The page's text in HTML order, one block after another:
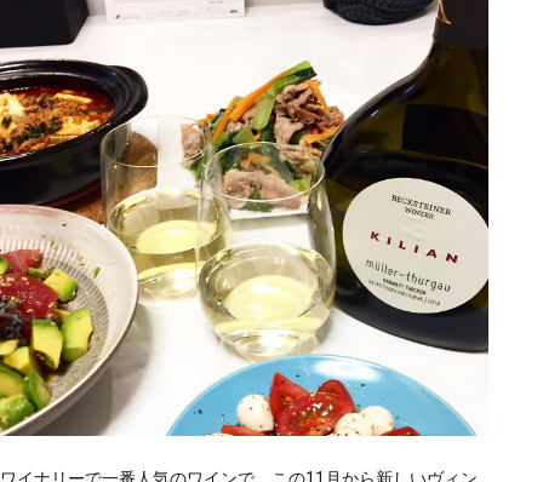
ワイナリーで一番人気のワインで、この11月から新しいヴィン